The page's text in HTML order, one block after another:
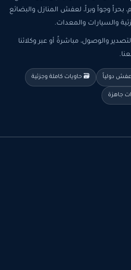
بحراً وجواً وبراً، لعفش المنازل والبضائع
والسيارات والمعدات.
والوصول، مباشرةً أو عبر وكلائنا
دولياً 🗃️ حاويات كاملة وجزئية
جاهزة